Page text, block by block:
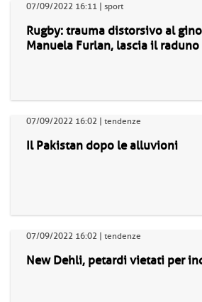
07/09/2022 16:11 | sport
Rugby: trauma distorsivo al
Manuela Furlan, lascia il
07/09/2022 16:02 | tendenze
Il Pakistan dopo le alluvioni
07/09/2022 16:02 | tendenze
New Dehli, petardi vietati per